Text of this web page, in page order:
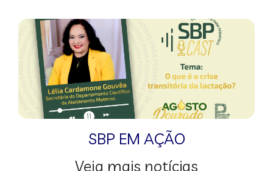
SBP EM AÇÃO
Veja mais notícias